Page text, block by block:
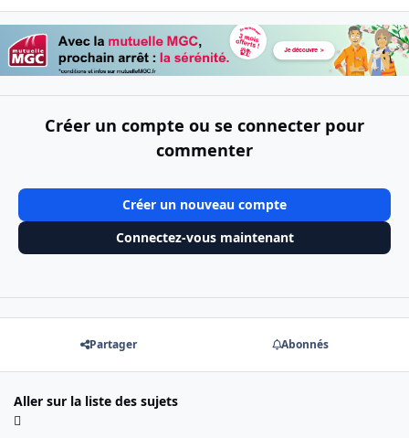
Créer un compte ou se connecter pour
commenter
Créer un nouveau compte
Connectez-vous maintenant
Partager Abonnés
Aller sur la liste des sujets